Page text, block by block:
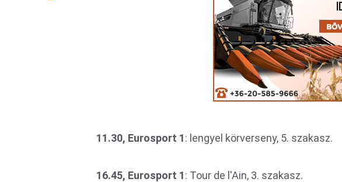
11.30, Eurosport 1: lengyel körverseny, 5. szakasz.
16.45, Eurosport 1: Tour de l'Ain, 3. szakasz.